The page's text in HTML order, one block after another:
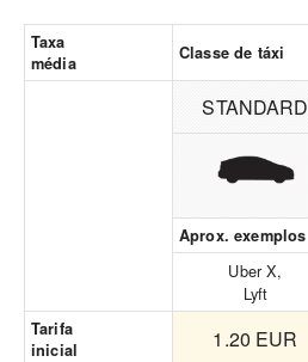
Taxa
média
Classe de táxi
STANDARD
Aprox. exemplos
Uber X,
Lyft
Tarifa
inicial
1.20 EUR